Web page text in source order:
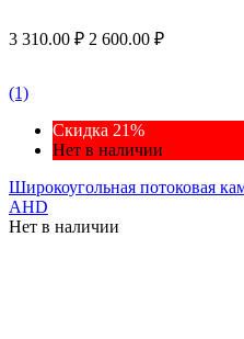
3 310.00 ₽ 2 600.00 ₽
(1)
Скидка 21%
Нет в наличии
Широкоугольная потоковая
AHD
Нет в наличии